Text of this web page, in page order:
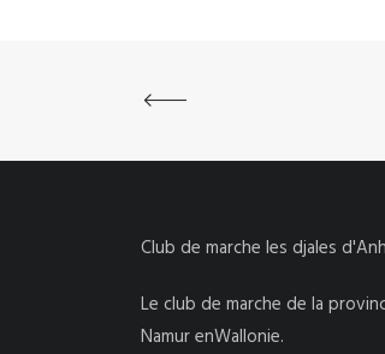
Club de marche les djales
Le club de marche de la
Namur enWallonie.